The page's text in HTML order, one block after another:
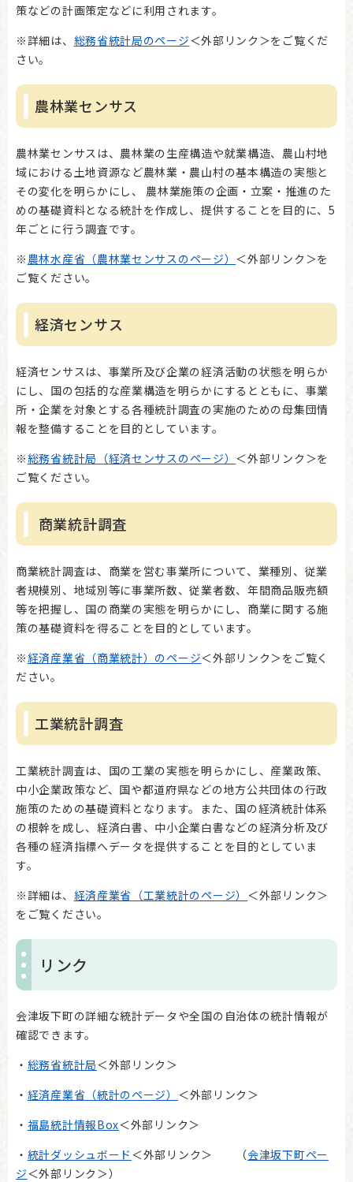
策などの計画策定などに利用されます。
※詳細は、 総務省統計局のページ＜外部リンク＞をご覧くだ
さい。
農林業センサス
農林業センサスは、農林業の生産構造や就業構造、農山村地
域における土地資源など農林業・農山村の基本構造の実態と
その変化を明らかにし、 農林業施策の企画・立案・推進のた
めの基礎資料となる統計を作成し、提供することを目的に、5
年ごとに行う調査です。
※ 農林水産省（農林業センサスのページ） ＜外部リンク＞を
ご覧ください。
経済センサス
経済センサスは、事業所及び企業の経済活動の状態を明らか
にし、国の包括的な産業構造を明らかにするとともに、事業
所・企業を対象とする各種統計調査の実施のための母集団情
報を整備することを目的としています。
※総務省統計局（経済センサスのページ） ＜外部リンク＞を
ご覧ください。
商業統計調査
商業統計調査は、商業を営む事業所について、業種別、従業
者規模別、地域別等に事業所数、従業者数、年間商品販売額
等を把握し、国の商業の実態を明らかにし、商業に関する施
策の基礎資料を得ることを目的としています。
※経済産業省（商業統計）のページ＜外部リンク＞をご覧く
ださい。
工業統計調査
工業統計調査は、国の工業の実態を明らかにし、産業政策、
中小企業政策など、国や都道府県などの地方公共団体の行政
施策のための基礎資料となります。また、国の経済統計体系
の根幹を成し、経済白書、中小企業白書などの経済分析及び
各種の経済指標へデータを提供することを目的としていま
す。
※詳細は、 経済産業省（工業統計のページ） ＜外部リンク＞
をご覧ください。
リンク
会津坂下町の詳細な統計データや全国の自治体の統計情報が
確認できます。
・ 総務省統計局＜外部リンク＞
・ 経済産業省（統計のページ） ＜外部リンク＞
・ 福島統計情報Box＜外部リンク＞
・ 統計ダッシュボード＜外部リンク＞ （会津坂下町ペー
ジ＜外部リンク＞）